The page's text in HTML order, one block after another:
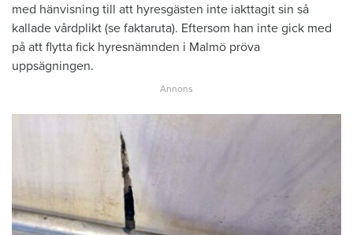
med hänvisning till att hyresgästen inte iakttagit sin så
kallade vårdplikt (se faktaruta). Eftersom han inte gick med
på att flytta fick hyresnämnden i Malmö pröva
uppsägningen.